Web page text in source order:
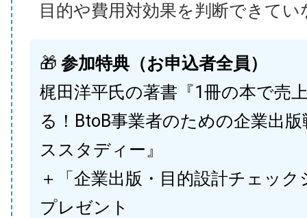
目的や費用対効果を判断できてい
🎁 参加特典（お申込者全員）
梶田洋平氏の著書『1冊の本で売
る！BtoB事業者のための企業出
ススタディー』
＋「企業出版・目的設計チェック
プレゼント